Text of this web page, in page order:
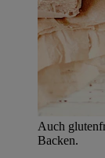
Auch
Backen.